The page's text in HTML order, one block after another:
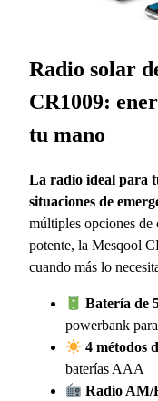
Radio solar
CR1009:
tu mano
La radio ideal para
situaciones de
múltiples opciones
potente, la Mesqool
cuando más lo
Batería de
powerbank
4 métodos
baterías AAA
Radio AM/